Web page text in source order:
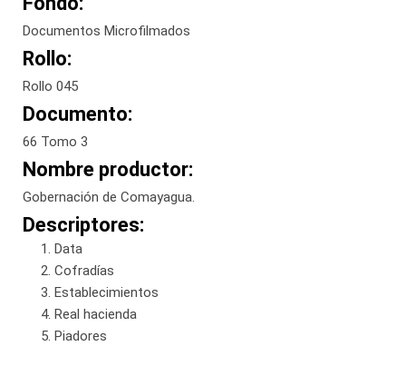
Documentos Microfilmados
Rollo:
Rollo 045
Documento:
66 Tomo 3
Nombre productor:
Gobernación de Comayagua.
Descriptores:
Data
Cofradías
Establecimientos
Real hacienda
Piadores